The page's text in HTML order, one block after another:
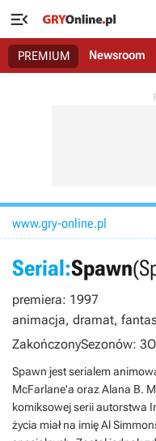

PREMIUM Newsroom
www.gry-online.pl
Serial:Spawn
premiera: 1997
animacja, dramat,
ZakończonySezonów: 3
Spawn jest serialem
McFarlane'a oraz Alana B.
komiksowej serii autorstwa
życia miał na imię Al